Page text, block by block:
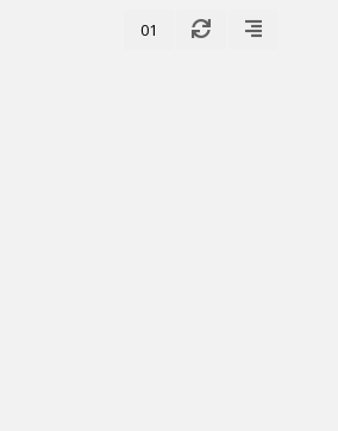
01